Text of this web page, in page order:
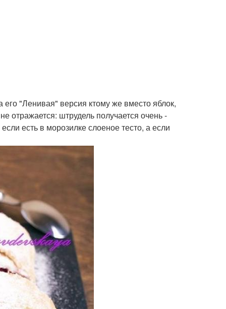
его "Ленивая" версия ктому же вместо яблок,
отражается: штрудель получается очень -
есть в морозилке слоеное тесто, а если